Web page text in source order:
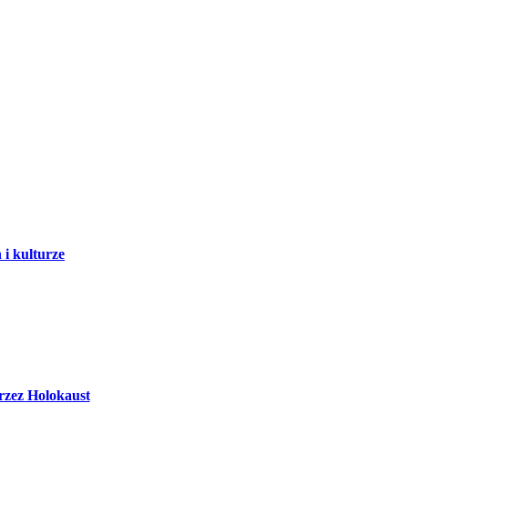
i kulturze
Holokaust